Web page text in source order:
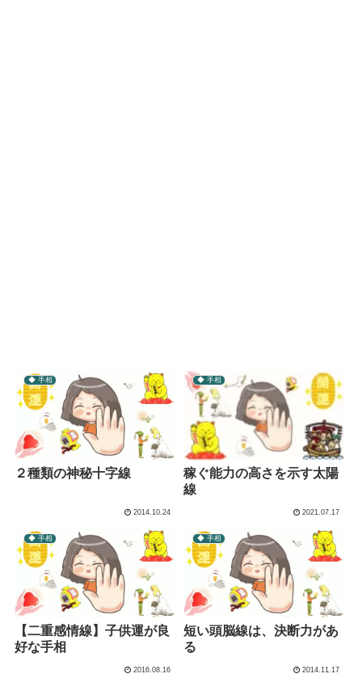
◆ 手相
２種類の神秘十字線
2014.10.24
◆ 手相
稼ぐ能力の高さを示す太陽
線
2021.07.17
◆ 手相
【二重感情線】子供運が良
好な手相
2016.08.16
◆ 手相
短い頭脳線は、決断力があ
る
2014.11.17